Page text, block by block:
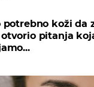
potrebno koži da
pitanja